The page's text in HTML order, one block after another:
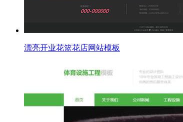
漂亮开业花篮花店网站模板